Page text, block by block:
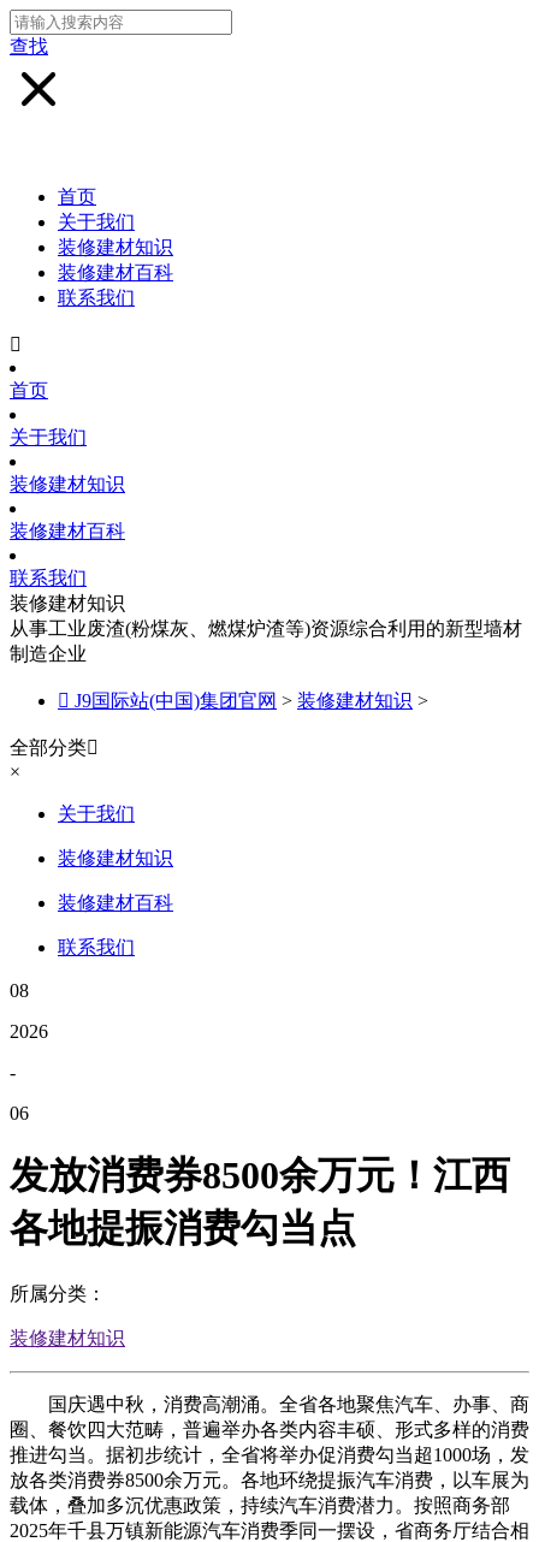
查找
首页
关于我们
装修建材知识
装修建材百科
联系我们

首页
关于我们
装修建材知识
装修建材百科
联系我们
装修建材知识
从事工业废渣(粉煤灰、燃煤炉渣等)资源综合利用的新型墙材
制造企业
 J9国际站(中国)集团官网 > 装修建材知识 >
全部分类
×
关于我们
装修建材知识
装修建材百科
联系我们
08
2026
-
06
发放消费券8500余万元！江西
各地提振消费勾当点
所属分类：
装修建材知识
国庆遇中秋，消费高潮涌。全省各地聚焦汽车、办事、商
圈、餐饮四大范畴，普遍举办各类内容丰硕、形式多样的消费
推进勾当。据初步统计，全省将举办促消费勾当超1000场，发
放各类消费券8500余万元。各地环绕提振汽车消费，以车展为
载体，叠加多沉优惠政策，持续汽车消费潜力。按照商务部
2025年千县万镇新能源汽车消费季同一摆设，省商务厅结合相